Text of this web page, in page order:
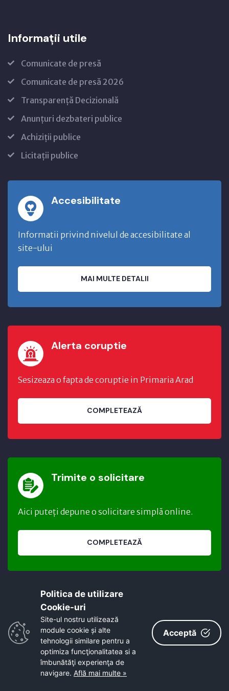
Informații utile
Comunicate de presă
Comunicate de presă 2026
Transparență Decizională
Anunțuri dezbateri publice
Achiziții publice
Licitații publice
Accesibilitate
Informatii privind nivelul de accesibilitate al
site-ului
MAI MULTE DETALII
Alerta coruptie
Sesizeaza o fapta de coruptie in Primaria Arad
COMPLETEAZĂ
Trimite o solicitare
Aici puteți depune o solicitare simplă online.
COMPLETEAZĂ
Acest site este cofinanțat din Fondul Social
Politica de utilizare
Cookie-uri‎
Site-ul nostru utilizează
module cookie și alte
tehnologii similare pentru a
optimiza funcţionalitatea si a
îmbunătăţi experienţa de
navigare. Află mai multe »
Acceptă